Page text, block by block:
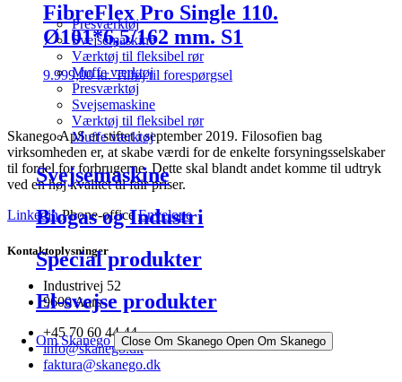
Presværktøj
Svejsemaskine
Værktøj til fleksibel rør
Muffe værktøj
Presværktøj
Svejsemaskine
Værktøj til fleksibel rør
Muffe værktøj
Svejsemaskine
Biogas og Industri
Special produkter
El-svejse produkter
Om Skanego Close Om Skanego Open Om Skanego
FibreFlex Pro Single 110.
Ø101*6,5/162 mm. S1
9.999,00kr. Tilføj til forespørgsel
Skanego ApS er stiftet i september 2019. Filosofien bag
virksomheden er, at skabe værdi for de enkelte forsyningsselskaber
til fordel for forbrugerne. Dette skal blandt andet komme til udtryk
ved en høj kvalitet til fair priser.
Linkedin Phone-office Envelope
Kontaktoplysninger
Industrivej 52
9600 Aars
+45 70 60 44 44
info@skanego.dk
faktura@skanego.dk